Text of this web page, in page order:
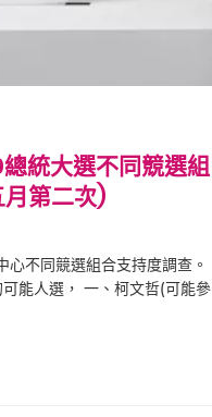
統大選不同競選組
第二次)
不同競選組合支持度調查。
能人選， 一、柯文哲(可能參